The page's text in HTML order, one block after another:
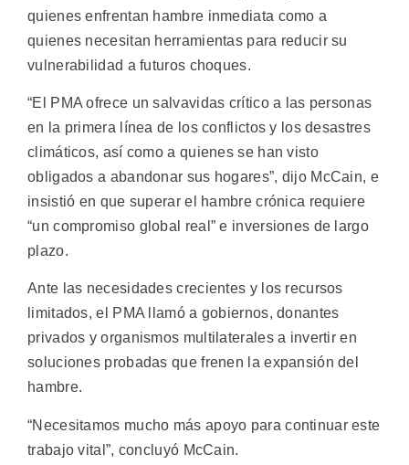
quienes enfrentan hambre inmediata como a
quienes necesitan herramientas para reducir su
vulnerabilidad a futuros choques.
“El PMA ofrece un salvavidas crítico a las personas
en la primera línea de los conflictos y los desastres
climáticos, así como a quienes se han visto
obligados a abandonar sus hogares”, dijo McCain, e
insistió en que superar el hambre crónica requiere
“un compromiso global real” e inversiones de largo
plazo.
Ante las necesidades crecientes y los recursos
limitados, el PMA llamó a gobiernos, donantes
privados y organismos multilaterales a invertir en
soluciones probadas que frenen la expansión del
hambre.
“Necesitamos mucho más apoyo para continuar este
trabajo vital”, concluyó McCain.